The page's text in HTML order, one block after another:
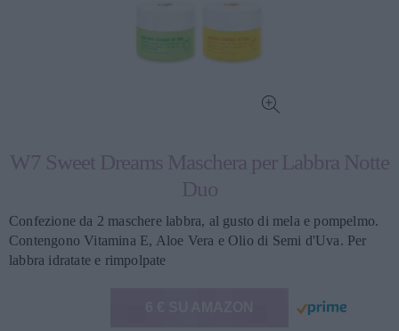
W7 Sweet Dreams Maschera per Labbra Notte
Duo
Confezione da 2 maschere labbra, al gusto di mela e pompelmo.
Contengono Vitamina E, Aloe Vera e Olio di Semi d'Uva. Per
labbra idratate e rimpolpate